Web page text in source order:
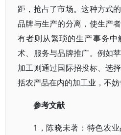
距，抢占了市场。这种方式
品牌与生产的分离，使生产
有者则从繁琐的生产事务
术、服务与品牌推广。例如
加工则通过国际招投标、选
括农产品在内的加工业，不妨
参考文献
1，陈晓未著：特色农